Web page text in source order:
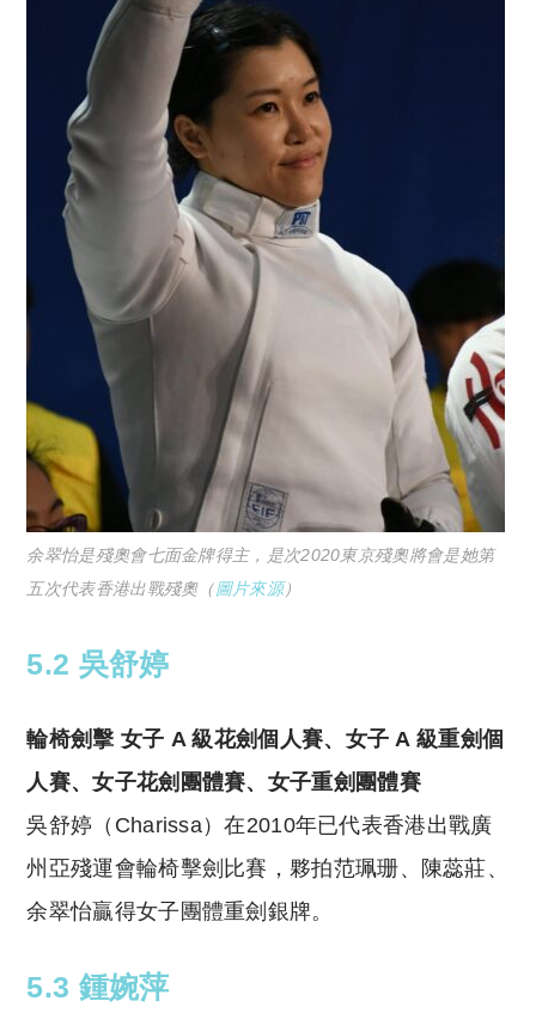
余翠怡是殘奧會七面金牌得主，是次2020東京殘奧將會是她第
五次代表香港出戰殘奧（圖片來源）
5.2 吳舒婷
輪椅劍擊 女子 A 級花劍個人賽、女子 A 級重劍個
人賽、女子花劍團體賽、女子重劍團體賽
吳舒婷（Charissa）在2010年已代表香港出戰廣
州亞殘運會輪椅擊劍比賽，夥拍范珮珊、陳蕊莊、
余翠怡贏得女子團體重劍銀牌。
5.3 鍾婉萍